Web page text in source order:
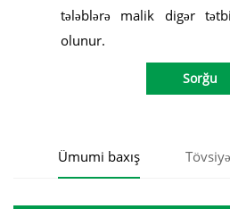
tələblərə malik digər
olunur.
Sorğu
Ümumi baxış